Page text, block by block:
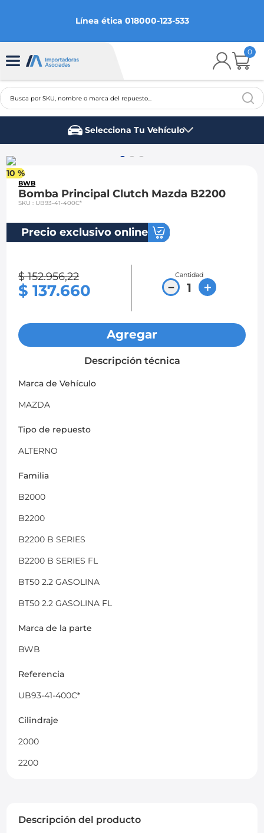
Línea ética 018000-123-533
0
Busca por SKU, nombre o marca del repuesto...
Selecciona Tu Vehículo
10 %
BWB
Bomba Principal Clutch Mazda B2200
SKU: UB93-41-400C*
Precio exclusivo online
$ 152.956,22
$ 137.660
Cantidad
＋
－
Agregar
Descripción técnica
Marca de Vehículo
MAZDA
Tipo de repuesto
ALTERNO
Familia
B2000
B2200
B2200 B SERIES
B2200 B SERIES FL
BT50 2.2 GASOLINA
BT50 2.2 GASOLINA FL
Marca de la parte
BWB
Referencia
UB93-41-400C*
Cilindraje
2000
2200
Descripción del producto
2
3.
spark gt
ford fiesta
5.
optra
6.
mazda 3
chevrolet spark gt
. chevrolet sail